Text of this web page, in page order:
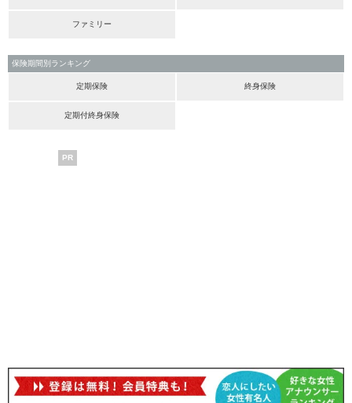
ファミリー
保険期間別ランキング
定期保険 終身保険
定期付終身保険
PR